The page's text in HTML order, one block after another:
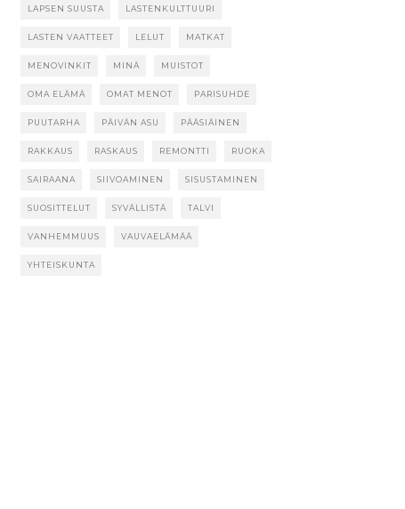
LAPSEN SUUSTA LASTENKULTTUURI
LASTEN VAATTEET LELUT MATKAT
MENOVINKIT MINÄ MUISTOT
OMA ELÄMÄ OMAT MENOT PARISUHDE
PUUTARHA PÄIVÄN ASU PÄÄSIÄINEN
RAKKAUS RASKAUS REMONTTI RUOKA
SAIRAANA SIIVOAMINEN SISUSTAMINEN
SUOSITTELUT SYVÄLLISTÄ TALVI
VANHEMMUUS VAUVAELÄMÄÄ
YHTEISKUNTA